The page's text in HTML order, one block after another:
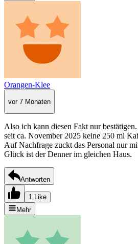
Orangen-Klee
vor 7 Monaten
Also ich kann diesen Fakt nur
seit ca. November 2025 keine 250 ml
Auf Nachfrage zuckt das Personal nur
Glück ist der Denner im gleichen Haus.
Antworten
1 Like
Mehr